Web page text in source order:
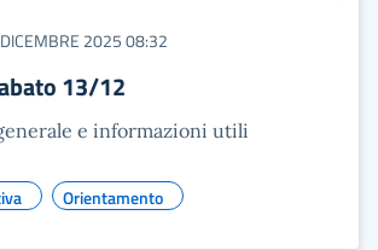
2025 08:32
13/12
e informazioni utili
Orientamento